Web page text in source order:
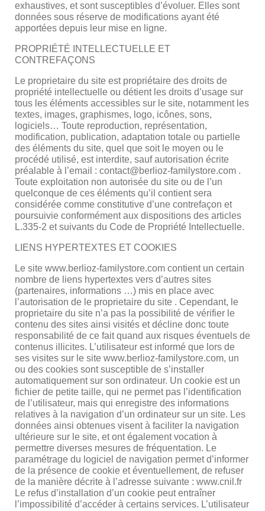
exhaustives, et sont susceptibles d’évoluer. Elles sont
données sous réserve de modifications ayant été
apportées depuis leur mise en ligne.
PROPRIÉTÉ INTELLECTUELLE ET
CONTREFAÇONS
Le proprietaire du site est propriétaire des droits de
propriété intellectuelle ou détient les droits d’usage sur
tous les éléments accessibles sur le site, notamment les
textes, images, graphismes, logo, icônes, sons,
logiciels… Toute reproduction, représentation,
modification, publication, adaptation totale ou partielle
des éléments du site, quel que soit le moyen ou le
procédé utilisé, est interdite, sauf autorisation écrite
préalable à l’email : contact@berlioz-familystore.com .
Toute exploitation non autorisée du site ou de l’un
quelconque de ces éléments qu’il contient sera
considérée comme constitutive d’une contrefaçon et
poursuivie conformément aux dispositions des articles
L.335-2 et suivants du Code de Propriété Intellectuelle.
LIENS HYPERTEXTES ET COOKIES
Le site www.berlioz-familystore.com contient un certain
nombre de liens hypertextes vers d’autres sites
(partenaires, informations …) mis en place avec
l’autorisation de le proprietaire du site . Cependant, le
proprietaire du site n’a pas la possibilité de vérifier le
contenu des sites ainsi visités et décline donc toute
responsabilité de ce fait quand aux risques éventuels de
contenus illicites. L’utilisateur est informé que lors de
ses visites sur le site www.berlioz-familystore.com, un
ou des cookies sont susceptible de s’installer
automatiquement sur son ordinateur. Un cookie est un
fichier de petite taille, qui ne permet pas l’identification
de l’utilisateur, mais qui enregistre des informations
relatives à la navigation d’un ordinateur sur un site. Les
données ainsi obtenues visent à faciliter la navigation
ultérieure sur le site, et ont également vocation à
permettre diverses mesures de fréquentation. Le
paramétrage du logiciel de navigation permet d’informer
de la présence de cookie et éventuellement, de refuser
de la manière décrite à l’adresse suivante : www.cnil.fr
Le refus d’installation d’un cookie peut entraîner
l’impossibilité d’accéder à certains services. L’utilisateur